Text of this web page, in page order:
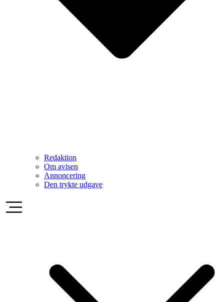
Redaktion
Om avisen
Annoncering
Den trykte udgave